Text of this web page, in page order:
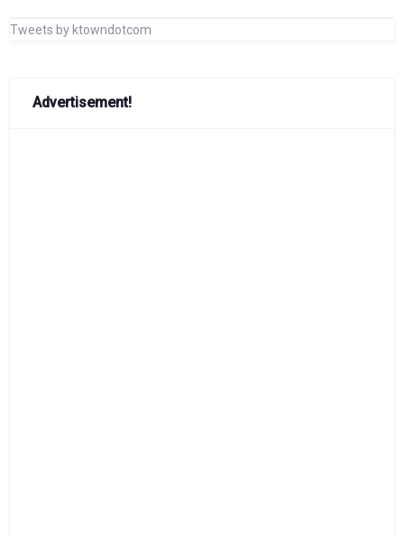
Tweets by ktowndotcom
Advertisement!